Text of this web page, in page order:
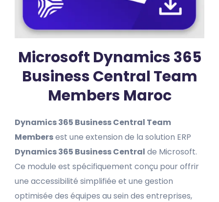
Microsoft Dynamics 365
Business Central Team
Members Maroc
Dynamics 365 Business Central Team
Membersest une extension de la solution ERP
Dynamics 365 Business Central de Microsoft.
Ce module est spécifiquement conçu pour offrir
une accessibilité simplifiée et une gestion
optimisée des équipes au sein des entreprises,